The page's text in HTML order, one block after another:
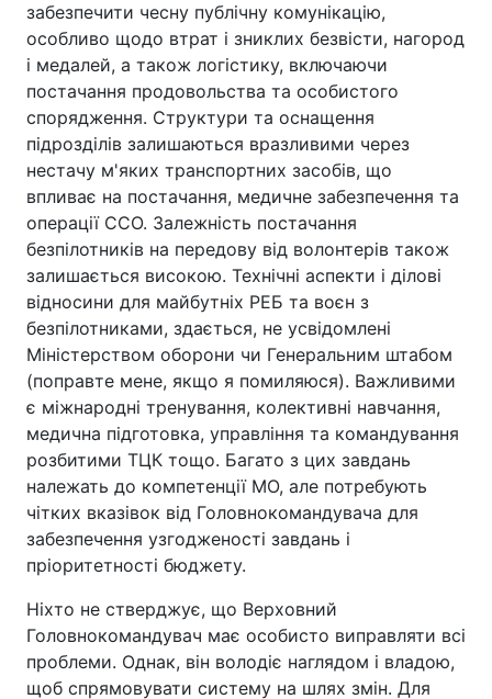
забезпечити чесну публічну комунікацію,
особливо щодо втрат і зниклих безвісти, нагород
і медалей, а також логістику, включаючи
постачання продовольства та особистого
спорядження. Структури та оснащення
підрозділів залишаються вразливими через
нестачу м'яких транспортних засобів, що
впливає на постачання, медичне забезпечення та
операції ССО. Залежність постачання
безпілотників на передову від волонтерів також
залишається високою. Технічні аспекти і ділові
відносини для майбутніх РЕБ та воєн з
безпілотниками, здається, не усвідомлені
Міністерством оборони чи Генеральним штабом
(поправте мене, якщо я помиляюся). Важливими
є міжнародні тренування, колективні навчання,
медична підготовка, управління та командування
розбитими ТЦК тощо. Багато з цих завдань
належать до компетенції МО, але потребують
чітких вказівок від Головнокомандувача для
забезпечення узгодженості завдань і
пріоритетності бюджету.
Ніхто не стверджує, що Верховний
Головнокомандувач має особисто виправляти всі
проблеми. Однак, він володіє наглядом і владою,
щоб спрямовувати систему на шлях змін. Для